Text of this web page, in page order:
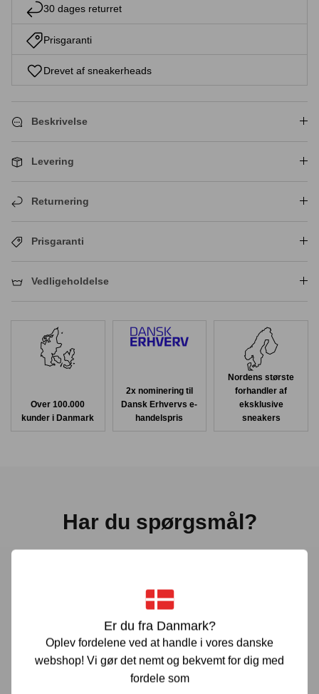
Sneaker rengøring
Er du fra Danmark?
Oplev fordelene ved at handle i vores danske
webshop! Vi gør det nemt og bekvemt for dig med
fordele som
30 dages returret
Prisgaranti
Drevet af sneakerheads
Beskrivelse
Levering
Returnering
Prisgaranti
Vedligeholdelse
Over 100.000
kunder i Danmark
2x nominering til
Dansk Erhvervs e-
handelspris
Nordens største
forhandler af
eksklusive
sneakers
Har du spørgsmål?
gennem linket herunder og vi vender tilbage til dig hurtigst
muligt.
KONTAKT OS